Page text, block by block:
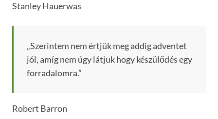
Stanley Hauerwas
„Szerintem nem értjük meg addig adventet
jól, amíg nem úgy látjuk hogy készülődés egy
forradalomra.”
Robert Barron